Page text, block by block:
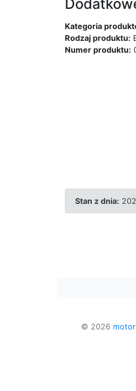
Kategoria
Rodzaj produktu:
Numer produktu:
Stan z dnia:
© 2026